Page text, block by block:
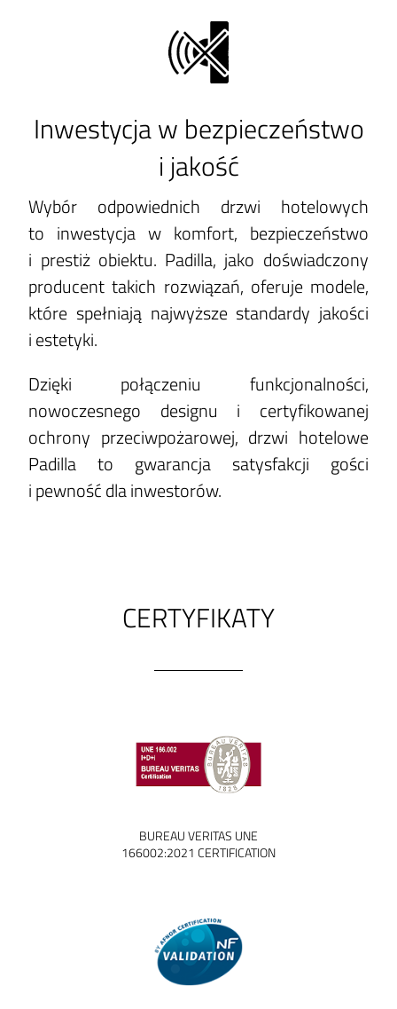
Inwestycja w bezpieczeństwo
i jakość
Wybór odpowiednich drzwi hotelowych
to inwestycja w komfort, bezpieczeństwo
i prestiż obiektu. Padilla, jako doświadczony
producent takich rozwiązań, oferuje modele,
które spełniają najwyższe standardy jakości
i estetyki.
Dzięki połączeniu funkcjonalności,
nowoczesnego designu i certyfikowanej
ochrony przeciwpożarowej, drzwi hotelowe
Padilla to gwarancja satysfakcji gości
i pewność dla inwestorów.
CERTYFIKATY
BUREAU VERITAS UNE
166002:2021 CERTIFICATION